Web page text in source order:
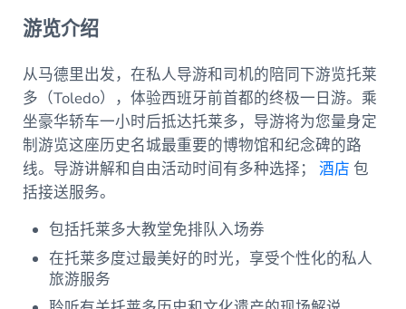
游览介绍
从马德里出发，在私人导游和司机的陪同下游览托莱
多（Toledo），体验西班牙前首都的终极一日游。乘
坐豪华轿车一小时后抵达托莱多，导游将为您量身定
制游览这座历史名城最重要的博物馆和纪念碑的路
线。导游讲解和自由活动时间有多种选择； 酒店 包
括接送服务。
包括托莱多大教堂免排队入场券
在托莱多度过最美好的时光，享受个性化的私人
旅游服务